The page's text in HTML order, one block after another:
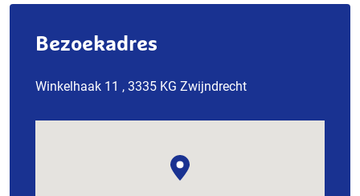
Bezoekadres
Winkelhaak 11 , 3335 KG Zwijndrecht